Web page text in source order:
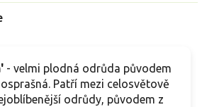
- velmi plodná odrůda původem
Patří mezi celosvětově
odrůdy, původem z